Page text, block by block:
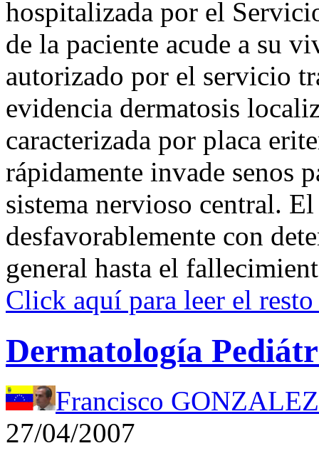
hospitalizada por el
de la paciente acude a su
autorizado por el servicio
evidencia dermatosis
caracterizada por placa
rápidamente invade senos
sistema nervioso central.
desfavorablemente con
general hasta el
Click aquí para leer el
Dermatología
Francisco
27/04/2007